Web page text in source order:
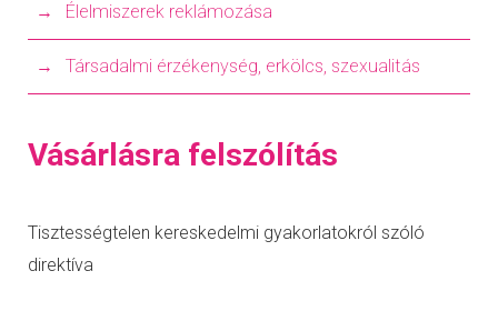
Élelmiszerek reklámozása
Társadalmi érzékenység, erkölcs, szexualitás
Vásárlásra felszólítás
Tisztességtelen kereskedelmi gyakorlatokról szóló
direktíva